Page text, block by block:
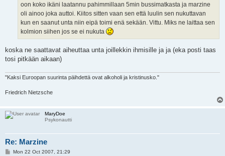
oon koko ikäni laatannu pahimmillaan 5min bussimatkasta ja marzine
oli ainoo joka auttoi. Kiitos sitten vaan sen että luulin sen nukuttavan
kun en saanut unta niin eipä toimi enä sekään. Vittu. Miks ne laittaa sen
kolmion siihen jos se ei nukuta
koska ne saattavat aiheuttaa unta joillekkin ihmisille ja ja (eka posti taas
tosi pitkään aikaan)
"Kaksi Euroopan suurinta päihdettä ovat alkoholi ja kristinusko."
Friedrich Nietzsche
MaryDoe
Psykonautti
Re: Marzine
PMon 22 Oct 2007, 21:29